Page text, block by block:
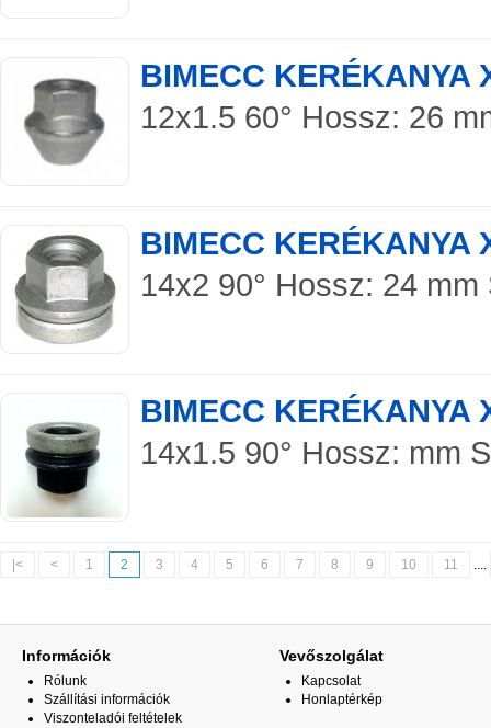
BIMECC KERÉKANYA
12x1.5 60° Hossz: 26
BIMECC KERÉKANYA
14x2 90° Hossz: 24
BIMECC KERÉKANYA
14x1.5 90° Hossz: mm
|< < 1 2 3 4 5 6 7 8 9 10 11 ....
Információk
Rólunk
Szállítási információk
Viszonteladói feltételek
Vevőszolgálat
Kapcsolat
Honlaptérkép